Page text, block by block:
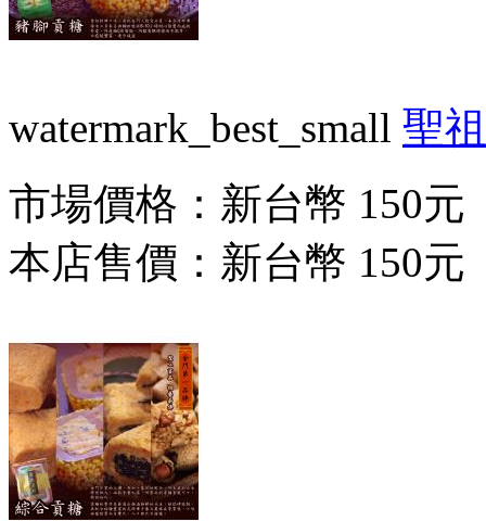
watermark_best_small 聖
市場價格： 新台幣 150元
本店售價： 新台幣 150元